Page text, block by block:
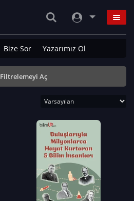
Bize Sor Yazarımız Ol
Filtrelemeyi Aç